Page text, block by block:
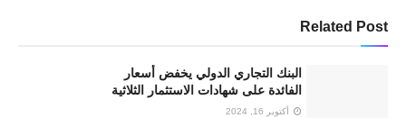
Related Post
البنك التجاري الدولي يخفض أسعار
الفائدة على شهادات الاستثمار الثلاثية
أكتوبر 16, 2024